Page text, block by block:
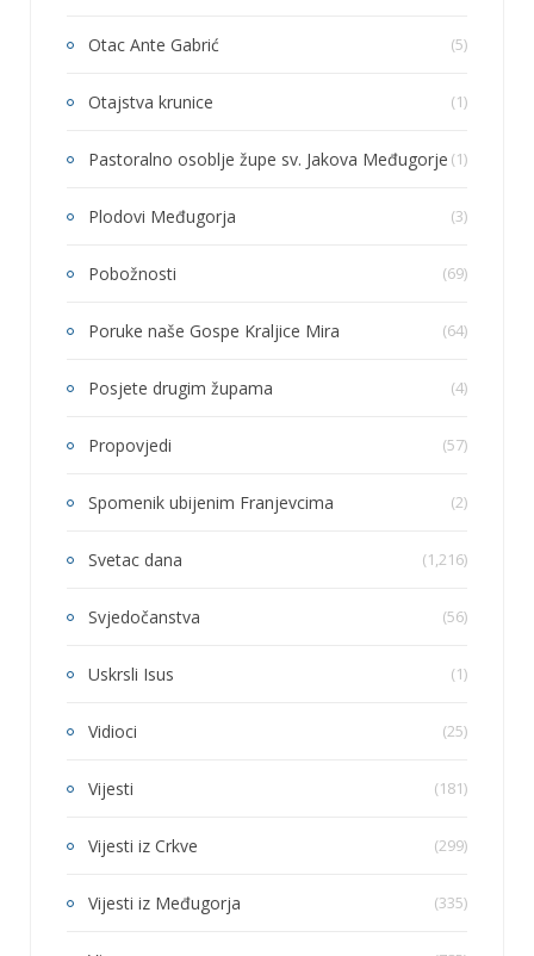
Otac Ante Gabrić (5)
Otajstva krunice (1)
Pastoralno osoblje župe sv. Jakova Međugorje (1)
Plodovi Međugorja (3)
Pobožnosti (69)
Poruke naše Gospe Kraljice Mira (64)
Posjete drugim župama (4)
Propovjedi (57)
Spomenik ubijenim Franjevcima (2)
Svetac dana (1,216)
Svjedočanstva (56)
Uskrsli Isus (1)
Vidioci (25)
Vijesti (181)
Vijesti iz Crkve (299)
Vijesti iz Međugorja (335)